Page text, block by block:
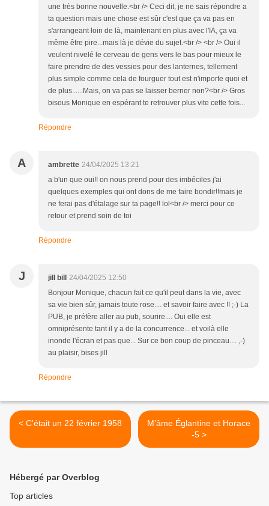
une très bonne nouvelle.<br /> Ceci dit, je ne sais répondre a
ta question mais une chose est sûr c'est que ça va pas en
s'arrangeant loin de là, maintenant en plus avec l'IA, ça va
même être pire...mais là je dévie du sujet.<br /> <br /> Oui il
veulent nivelé le cerveau de gens vers le bas pour mieux le
faire prendre de des vessies pour des lanternes, tellement
plus simple comme cela de fourguer tout est n'importe quoi et
de plus......Mais, on va pas se laisser berner non?<br /> Gros
bisous Monique en espérant te retrouver plus vite cette fois...
Répondre
A ambrette 24/04/2025 13:21
a b'un que oui!! on nous prend pour des imbéciles j'ai
quelques exemples qui ont dons de me faire bondir!!mais je
ne ferai pas d'étalage sur ta page!! lol<br /> merci pour ce
retour et prend soin de toi
Répondre
J jill bill
24/04/2025 12:50
Bonjour Monique, chacun fait ce qu'il peut dans la vie, avec
sa vie bien sûr, jamais toute rose.... et savoir faire avec !! ;-) La
PUB, je préfère aller au pub, sourire.... Oui elle est
omniprésente tant il y a de la concurrence... et voilà elle
inonde l'écran et pas que... Sur ce bon coup de pinceau.... ,-)
au plaisir, bises jill
Répondre
< C'était un 22 février 1958
M'âme Églantine et Horace
-5 >
Hébergé par Overblog
Top articles